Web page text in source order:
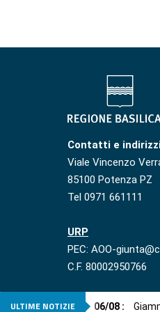
Contatti e
Viale Vincenzo
85100 Potenza PZ
Tel 0971 661111
URP
PEC: AOO-
C.F. 80002950766
ULTIME NOTIZIE 06/08 :